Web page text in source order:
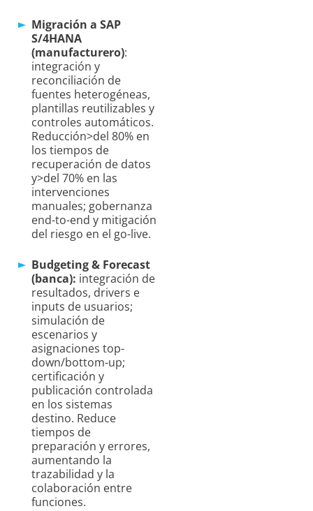
Migración a SAP
S/4HANA
(manufacturero):
integración y
reconciliación de
fuentes heterogéneas,
plantillas reutilizables y
controles automáticos.
Reducción>del 80% en
los tiempos de
recuperación de datos
y>del 70% en las
intervenciones
manuales; gobernanza
end-to-end y mitigación
del riesgo en el go-live.
Budgeting & Forecast
(banca): integración de
resultados, drivers e
inputs de usuarios;
simulación de
escenarios y
asignaciones top-
down/bottom-up;
certificación y
publicación controlada
en los sistemas
destino. Reduce
tiempos de
preparación y errores,
aumentando la
trazabilidad y la
colaboración entre
funciones.